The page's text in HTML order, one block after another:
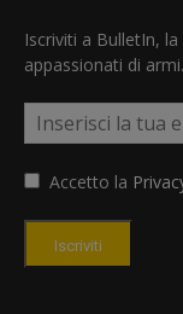
Iscriviti a BulletIn,
appassionati di armi.
Accetto la
Iscriviti